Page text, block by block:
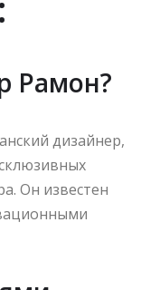
Рамон?
дизайнер,
Он известен